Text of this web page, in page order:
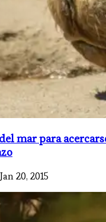
mar para
20, 2015